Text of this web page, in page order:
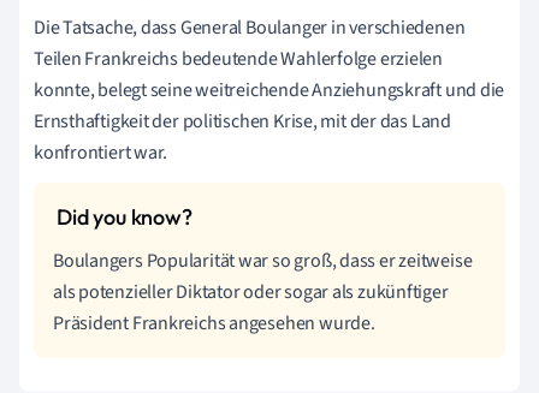
Die Tatsache, dass General Boulanger in verschiedenen
Teilen Frankreichs bedeutende Wahlerfolge erzielen
konnte, belegt seine weitreichende Anziehungskraft und die
Ernsthaftigkeit der politischen Krise, mit der das Land
konfrontiert war.
Boulangers Popularität war so groß, dass er zeitweise
als potenzieller Diktator oder sogar als zukünftiger
Präsident Frankreichs angesehen wurde.